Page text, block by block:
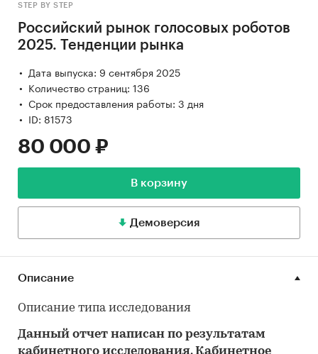
STEP BY STEP
Российский рынок голосовых роботов
2025. Тенденции рынка
Дата выпуска: 9 сентября 2025
Количество страниц: 136
Срок предоставления работы: 3 дня
ID: 81573
80 000 ₽
В корзину
Демоверсия
Описание
Описание типа исследования
Данный отчет написан по результатам
кабинетного исследования. Кабинетное